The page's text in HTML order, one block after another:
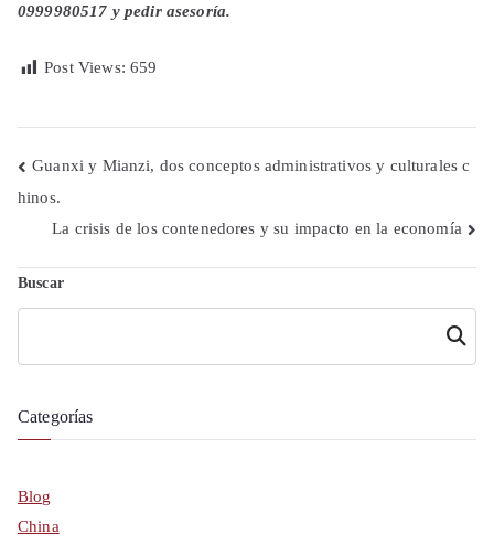
0999980517 y pedir asesoría.
Post Views: 659
Navegación
de
entradas
Guanxi y Mianzi, dos conceptos administrativos y culturales c
hinos.
La crisis de los contenedores y su impacto en la economía
Buscar
Buscar
Categorías
Blog
China